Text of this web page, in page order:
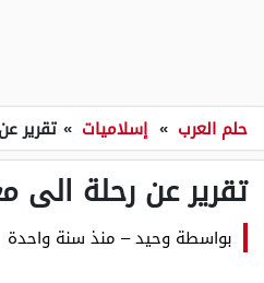
حلم العرب » إسلاميات » تقرير
تقرير عن رحلة الى
بواسطة وحيد– منذ سنة واحدة